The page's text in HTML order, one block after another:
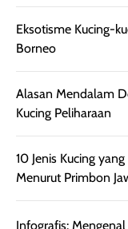
Eksotisme Kucing-
Borneo
Alasan Mendalam
Kucing Peliharaan
10 Jenis Kucing
Menurut Primbon